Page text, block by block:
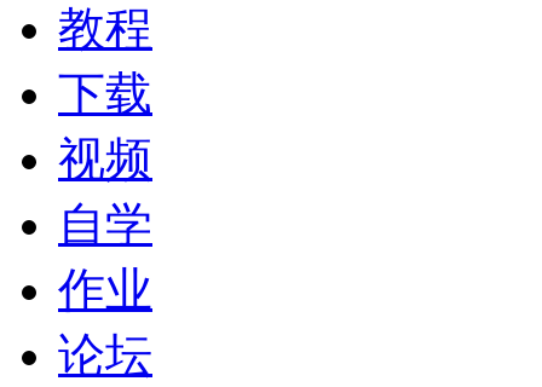
教程
下载
视频
自学
作业
论坛